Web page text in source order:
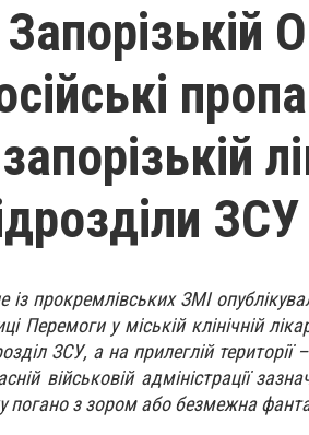
ЗСУ
із прокремлівських ЗМІ
Перемоги у міській клінічній
ЗСУ, а на прилеглій території
військовій адміністрації
погано з зором або безмежна